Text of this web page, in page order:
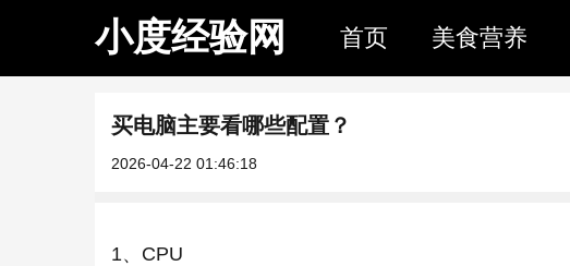
小度经验网 首页 美食营养
买电脑主要看哪些配置？
2026-04-22 01:46:18
1、CPU